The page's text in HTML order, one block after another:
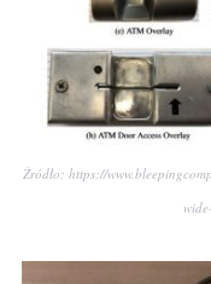
Źródło: https://